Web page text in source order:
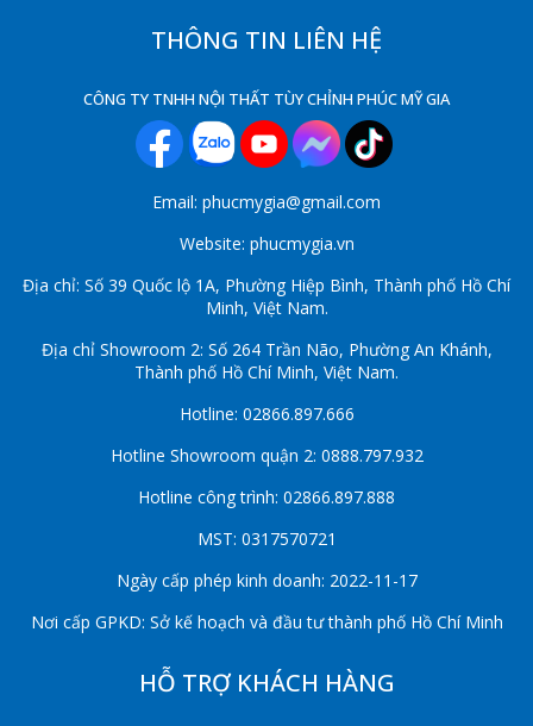
THÔNG TIN LIÊN HỆ
CÔNG TY TNHH NỘI THẤT TÙY CHỈNH PHÚC MỸ GIA
Email: phucmygia@gmail.com
Website: phucmygia.vn
Địa chỉ: Số 39 Quốc lộ 1A, Phường Hiệp Bình, Thành phố Hồ Chí
Minh, Việt Nam.
Địa chỉ Showroom 2: Số 264 Trần Não, Phường An Khánh,
Thành phố Hồ Chí Minh, Việt Nam.
Hotline: 02866.897.666
Hotline Showroom quận 2: 0888.797.932
Hotline công trình: 02866.897.888
MST: 0317570721
Ngày cấp phép kinh doanh: 2022-11-17
Nơi cấp GPKD: Sở kế hoạch và đầu tư thành phố Hồ Chí Minh
HỖ TRỢ KHÁCH HÀNG